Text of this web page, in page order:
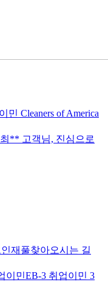
Cleaners of America
** 고객님, 진심으로
인재풀찾아오시는 길
이민EB-3 취업이민 3